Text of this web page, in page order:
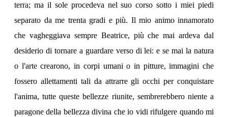
terra; ma il sole procedeva nel suo corso sotto i miei piedi
separato da me trenta gradi e più. Il mio animo innamorato
che vagheggiava sempre Beatrice, più che mai ardeva dal
desiderio di tornare a guardare verso di lei: e se mai la natura
o l'arte crearono, in corpi umani o in pitture, immagini che
fossero allettamenti tali da attrarre gli occhi per conquistare
l'anima, tutte queste bellezze riunite, sembrerebbero niente a
paragone della bellezza divina che io vidi rifulgere quando mi